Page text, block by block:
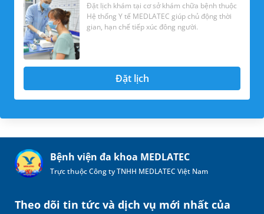
Đặt lịch khám tại cơ sở khám chữa bệnh thuộc
Hệ thống Y tế MEDLATEC giúp chủ động thời
gian, hạn chế tiếp xúc đông người.
Đặt lịch
Bệnh viện đa khoa MEDLATEC
Trực thuộc Công ty TNHH MEDLATEC Việt Nam
Theo dõi tin tức và dịch vụ mới nhất của